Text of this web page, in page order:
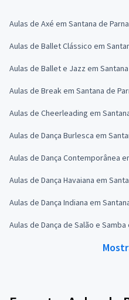
Aulas de Axé em Santana de
Aulas de Ballet Clássico em
Aulas de Ballet e Jazz em
Aulas de Break em Santana de
Aulas de Cheerleading em
Aulas de Dança Burlesca em
Aulas de Dança Contemporânea
Aulas de Dança Havaiana em
Aulas de Dança Indiana em
Aulas de Dança de Salão e